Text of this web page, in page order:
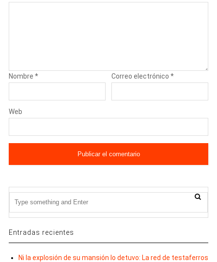
Nombre * Correo electrónico*
Web
Entradas recientes
Ni la explosión de su mansión lo detuvo: La red de testaferros